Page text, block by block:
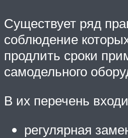
Существует ряд
соблюдение
продлить сроки
самодельного
В их перечень
регулярная